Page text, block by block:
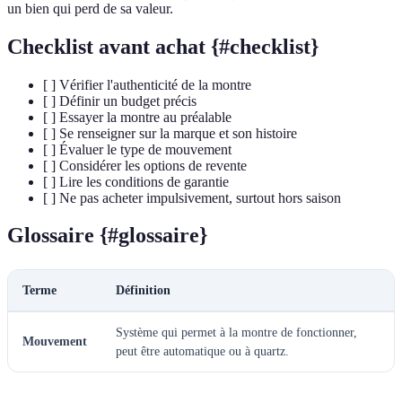
un bien qui perd de sa valeur.
Checklist avant achat {#checklist}
[ ] Vérifier l'authenticité de la montre
[ ] Définir un budget précis
[ ] Essayer la montre au préalable
[ ] Se renseigner sur la marque et son histoire
[ ] Évaluer le type de mouvement
[ ] Considérer les options de revente
[ ] Lire les conditions de garantie
[ ] Ne pas acheter impulsivement, surtout hors saison
Glossaire {#glossaire}
Terme Définition
Mouvement
Système qui permet à la montre de fonctionner,
peut être automatique ou à quartz.